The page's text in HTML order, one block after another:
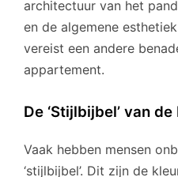
architectuur van het
en de algemene
vereist een andere
appartement.
De ‘Stijlbijbel’ van
Vaak hebben mensen
‘stijlbijbel’. Dit zijn de